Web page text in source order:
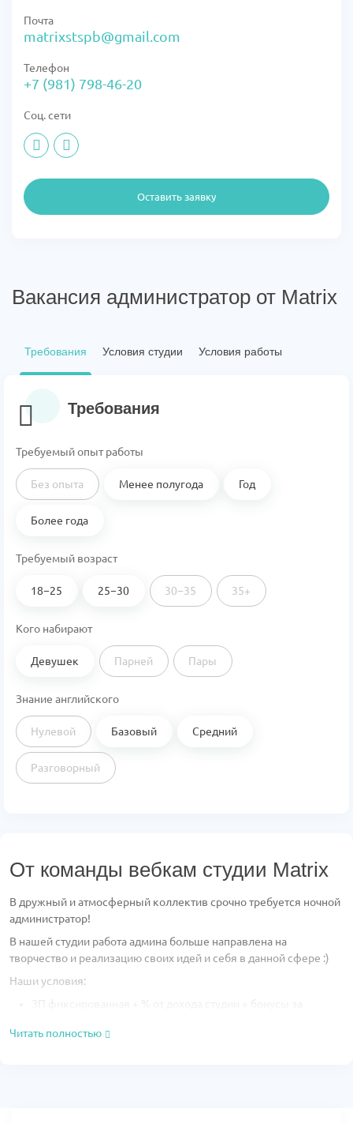
Почта
matrixstspb@gmail.com
Телефон
+7 (981) 798-46-20
Соц. сети
Оставить заявку
Вакансия администратор от Matrix
Требования Условия студии Условия работы
Требования
Требуемый опыт работы
Без опыта Менее полугода Год
Более года
Требуемый возраст
18−25 25−30 30−35 35+
Кого набирают
Девушек Парней Пары
Знание английского
Нулевой Базовый Средний
Разговорный
От команды вебкам студии Matrix
В дружный и атмосферный коллектив срочно требуется ночной
администратор!
В нашей студии работа админа больше направлена на
творчество и реализацию своих идей и себя в данной сфере :)
Наши условия:
работе
Читать полностью